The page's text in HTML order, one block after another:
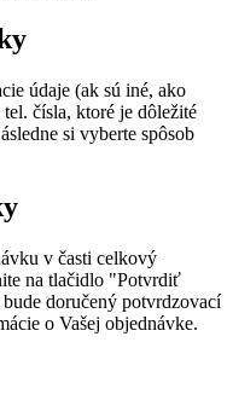
údaje (ak sú iné, ako
čísla, ktoré je dôležité
si vyberte spôsob
v časti celkový
na tlačidlo "Potvrdiť
doručený potvrdzovací
o Vašej objednávke.